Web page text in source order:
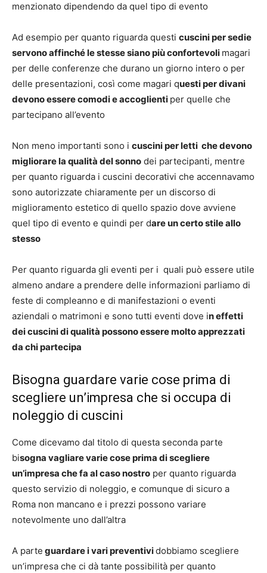
menzionato dipendendo da quel tipo di evento
Ad esempio per quanto riguarda questi cuscini per sedie
servono affinché le stesse siano più confortevoli magari
per delle conferenze che durano un giorno intero o per
delle presentazioni, così come magari questi per divani
devono essere comodi e accoglienti per quelle che
partecipano all’evento
Non meno importanti sono i cuscini per letti che devono
migliorare la qualità del sonno dei partecipanti, mentre
per quanto riguarda i cuscini decorativi che accennavamo
sono autorizzate chiaramente per un discorso di
miglioramento estetico di quello spazio dove avviene
quel tipo di evento e quindi per dare un certo stile allo
stesso
Per quanto riguarda gli eventi per i quali può essere utile
almeno andare a prendere delle informazioni parliamo di
feste di compleanno e di manifestazioni o eventi
aziendali o matrimoni e sono tutti eventi dove in effetti
dei cuscini di qualità possono essere molto apprezzati
da chi partecipa
Bisogna guardare varie cose prima di
scegliere un’impresa che si occupa di
noleggio di cuscini
Come dicevamo dal titolo di questa seconda parte
bisogna vagliare varie cose prima di scegliere
un’impresa che fa al caso nostro per quanto riguarda
questo servizio di noleggio, e comunque di sicuro a
Roma non mancano e i prezzi possono variare
notevolmente uno dall’altra
A parte guardare i vari preventividobbiamo scegliere
un’impresa che ci dà tante possibilità per quanto